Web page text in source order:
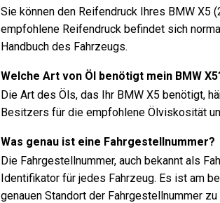
Sie können den Reifendruck Ihres BMW X5
empfohlene Reifendruck befindet sich
Handbuch des Fahrzeugs.
Welche Art von Öl benötigt mein BMW
Die Art des Öls, das Ihr BMW X5 benötigt,
Besitzers für die empfohlene Ölviskosität
Was genau ist eine Fahrgestellnummer?
Die Fahrgestellnummer, auch bekannt als
Identifikator für jedes Fahrzeug. Es ist am
genauen Standort der Fahrgestellnummer zu